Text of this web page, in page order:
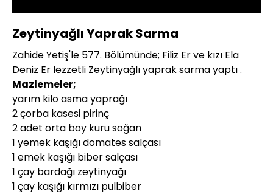
Zeytinyağlı Yaprak Sarma
Zahide Yetiş'le 577. Bölümünde; Filiz Er ve kızı Ela
Deniz Er lezzetli Zeytinyağlı yaprak sarma yaptı .
Mazlemeler;
yarım kilo asma yaprağı
2 çorba kasesi pirinç
2 adet orta boy kuru soğan
1 yemek kaşığı domates salçası
1 emek kaşığı biber salçası
1 çay bardağı zeytinyağı
1 çay kaşığı kırmızı pulbiber